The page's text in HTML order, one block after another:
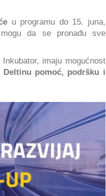
u programu do 15. juna,
da se pronađu sve
imaju mogućnost
pomoć, podršku i